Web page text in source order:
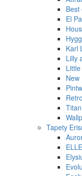
El
Karl
Lilly
Tapety